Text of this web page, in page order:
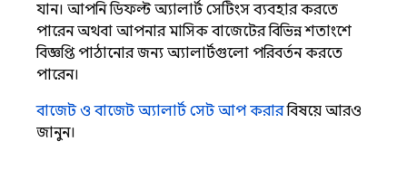
যান। আপনি ডিফল্ট অ্যালার্ট সেটিংস ব্যবহার করতে
পারেন অথবা আপনার মাসিক বাজেটের বিভিন্ন শতাংশে
বিজ্ঞপ্তি পাঠানোর জন্য অ্যালার্টগুলো পরিবর্তন করতে
পারেন।
বাজেট ও বাজেট অ্যালার্ট সেট আপ করারবিষয়ে আরও
জানুন।